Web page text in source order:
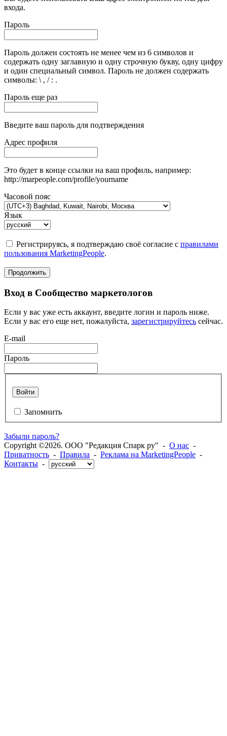
входа.
Пароль
Пароль должен состоять не менее чем из 6 символов и
содержать одну заглавную и одну строчную букву, одну цифру
и один специальный символ. Пароль не должен содержать
символы: \ , / : .
Пароль еще раз
Введите ваш пароль для подтверждения
Адрес профиля
Это будет в конце ссылки на ваш профиль, например:
http://marpeople.com/profile/yourname
Часовой пояс
Язык
Регистрируясь, я подтверждаю своё согласие с правилами
пользования MarketingPeople.
Продолжить
Вход в Сообщество маркетологов
Если у вас уже есть аккаунт, введите логин и пароль ниже.
Если у вас его еще нет, пожалуйста, зарегистрируйтесь сейчас.
E-mail
Пароль
Войти
Запомнить
Забыли пароль?
Copyright ©2026. ООО "Редакция Спарк ру" - О нас -
Приватность - Правила - Реклама на MarketingPeople -
Контакты -